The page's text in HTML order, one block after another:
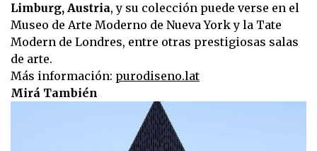
Limburg, Austria, y su colección puede verse en el
Museo de Arte Moderno de Nueva York y la Tate
Modern de Londres, entre otras prestigiosas salas
de arte.
Más información: purodiseno.lat
Mirá También